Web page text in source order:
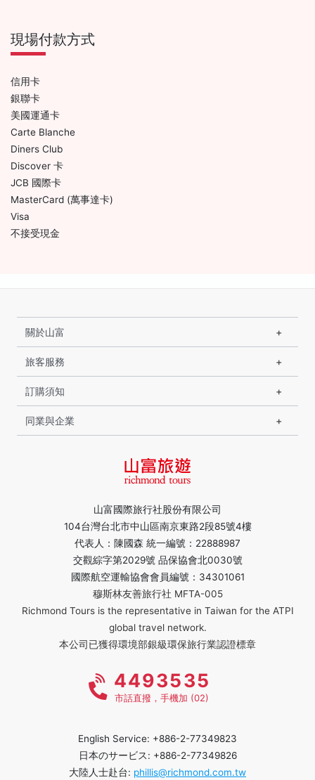
現場付款方式
信用卡
銀聯卡
美國運通卡
Carte Blanche
Diners Club
Discover 卡
JCB 國際卡
MasterCard (萬事達卡)
Visa
不接受現金
山富國際旅行社股份有限公司
104台灣台北市中山區南京東路2段85號4樓
代表人：陳國森 統一編號：22888987
交觀綜字第2029號 品保協會北0030號
國際航空運輸協會會員編號：34301061
穆斯林友善旅行社 MFTA-005
Richmond Tours is the representative in Taiwan for the ATPI
global travel network.
本公司已獲得環境部銀級環保旅行業認證標章
關於山富
旅客服務
訂購須知
同業與企業
4493535
市話直撥，手機加 (02)
English Service: +886-2-77349823
日本のサービス: +886-2-77349826
大陸人士赴台: phillis@richmond.com.tw